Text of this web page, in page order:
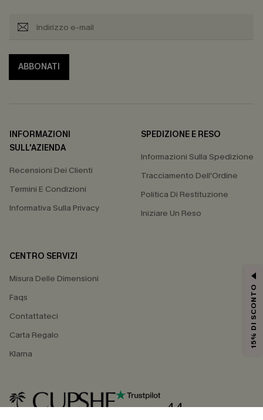
ABBONATI
INFORMAZIONI
SULL'AZIENDA
Recensioni Dei Clienti
Termini E Condizioni
Informativa Sulla Privacy
SPEDIZIONE E RESO
Informazioni Sulla Spedizione
Tracciamento Dell'Ordine
Politica Di Restituzione
Iniziare Un Reso
CENTRO SERVIZI
Misura Delle Dimensioni
Faqs
Contattateci
Carta Regalo
Klarna
4.4
15% DI SCONTO